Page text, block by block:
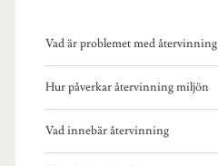
Vad är problemet med återvinning
Hur påverkar återvinning miljön
Vad innebär återvinning